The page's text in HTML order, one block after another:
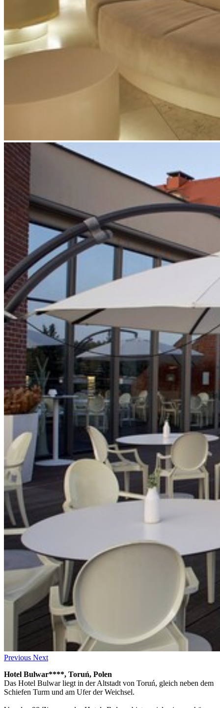
Previous Next
Hotel Bulwar****, Toruń, Polen
Das Hotel Bulwar liegt in der Altstadt von Toruń, gleich neben dem
Schiefen Turm und am Ufer der Weichsel.